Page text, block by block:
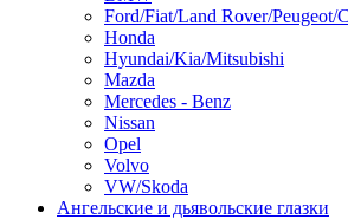
Ford/Fiat/Land Rover/Peugeot/
Honda
Hyundai/Kia/Mitsubishi
Mazda
Mercedes - Benz
Nissan
Opel
Volvo
VW/Skoda
Ангельские и дьявольские глазки